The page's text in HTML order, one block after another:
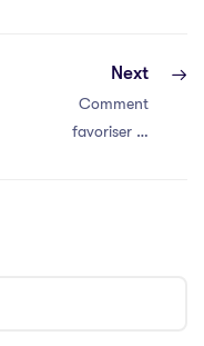
Next
Comment
favoriser la